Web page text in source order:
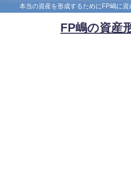
本当の資産を形成するためにFP嶋に資
FP嶋の資産